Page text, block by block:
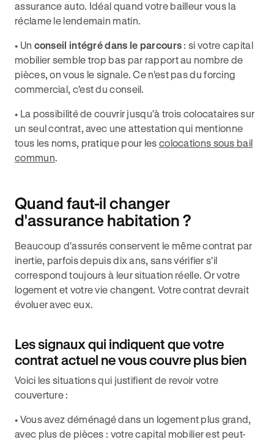
assurance auto. Idéal quand votre bailleur vous la
réclame le lendemain matin.
• Un conseil intégré dans le parcours : si votre capital
mobilier semble trop bas par rapport au nombre de
pièces, on vous le signale. Ce n'est pas du forcing
commercial, c'est du conseil.
• La possibilité de couvrir jusqu'à trois colocataires sur
un seul contrat, avec une attestation qui mentionne
tous les noms, pratique pour les colocations sous bail
commun.
Quand faut-il changer
d'assurance habitation ?
Beaucoup d'assurés conservent le même contrat par
inertie, parfois depuis dix ans, sans vérifier s'il
correspond toujours à leur situation réelle. Or votre
logement et votre vie changent. Votre contrat devrait
évoluer avec eux.
Les signaux qui indiquent que votre
contrat actuel ne vous couvre plus bien
Voici les situations qui justifient de revoir votre
couverture :
• Vous avez déménagé dans un logement plus grand,
avec plus de pièces : votre capital mobilier est peut-